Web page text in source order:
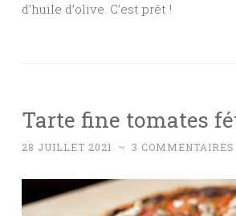
d’huile d’olive. C’est prêt !
Tarte fine tomates
28 JUILLET 2021 ~ 3 COMMENTAIRES